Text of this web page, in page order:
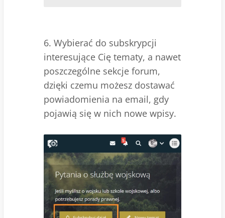
6. Wybierać do subskrypcji
interesujące Cię tematy, a nawet
poszczególne sekcje forum,
dzięki czemu możesz dostawać
powiadomienia na email, gdy
pojawią się w nich nowe wpisy.